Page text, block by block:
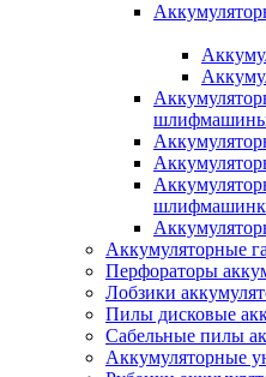
Аккумуляторные
Перфораторы
Лобзики
Пилы дисковые
Сабельные пилы
Аккумуляторные